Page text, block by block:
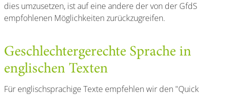
dies umzusetzen, ist auf eine andere der von der GfdS
empfohlenen Möglichkeiten zurückzugreifen.
Geschlechtergerechte Sprache in
englischen Texten
Für englischsprachige Texte empfehlen wir den "Quick